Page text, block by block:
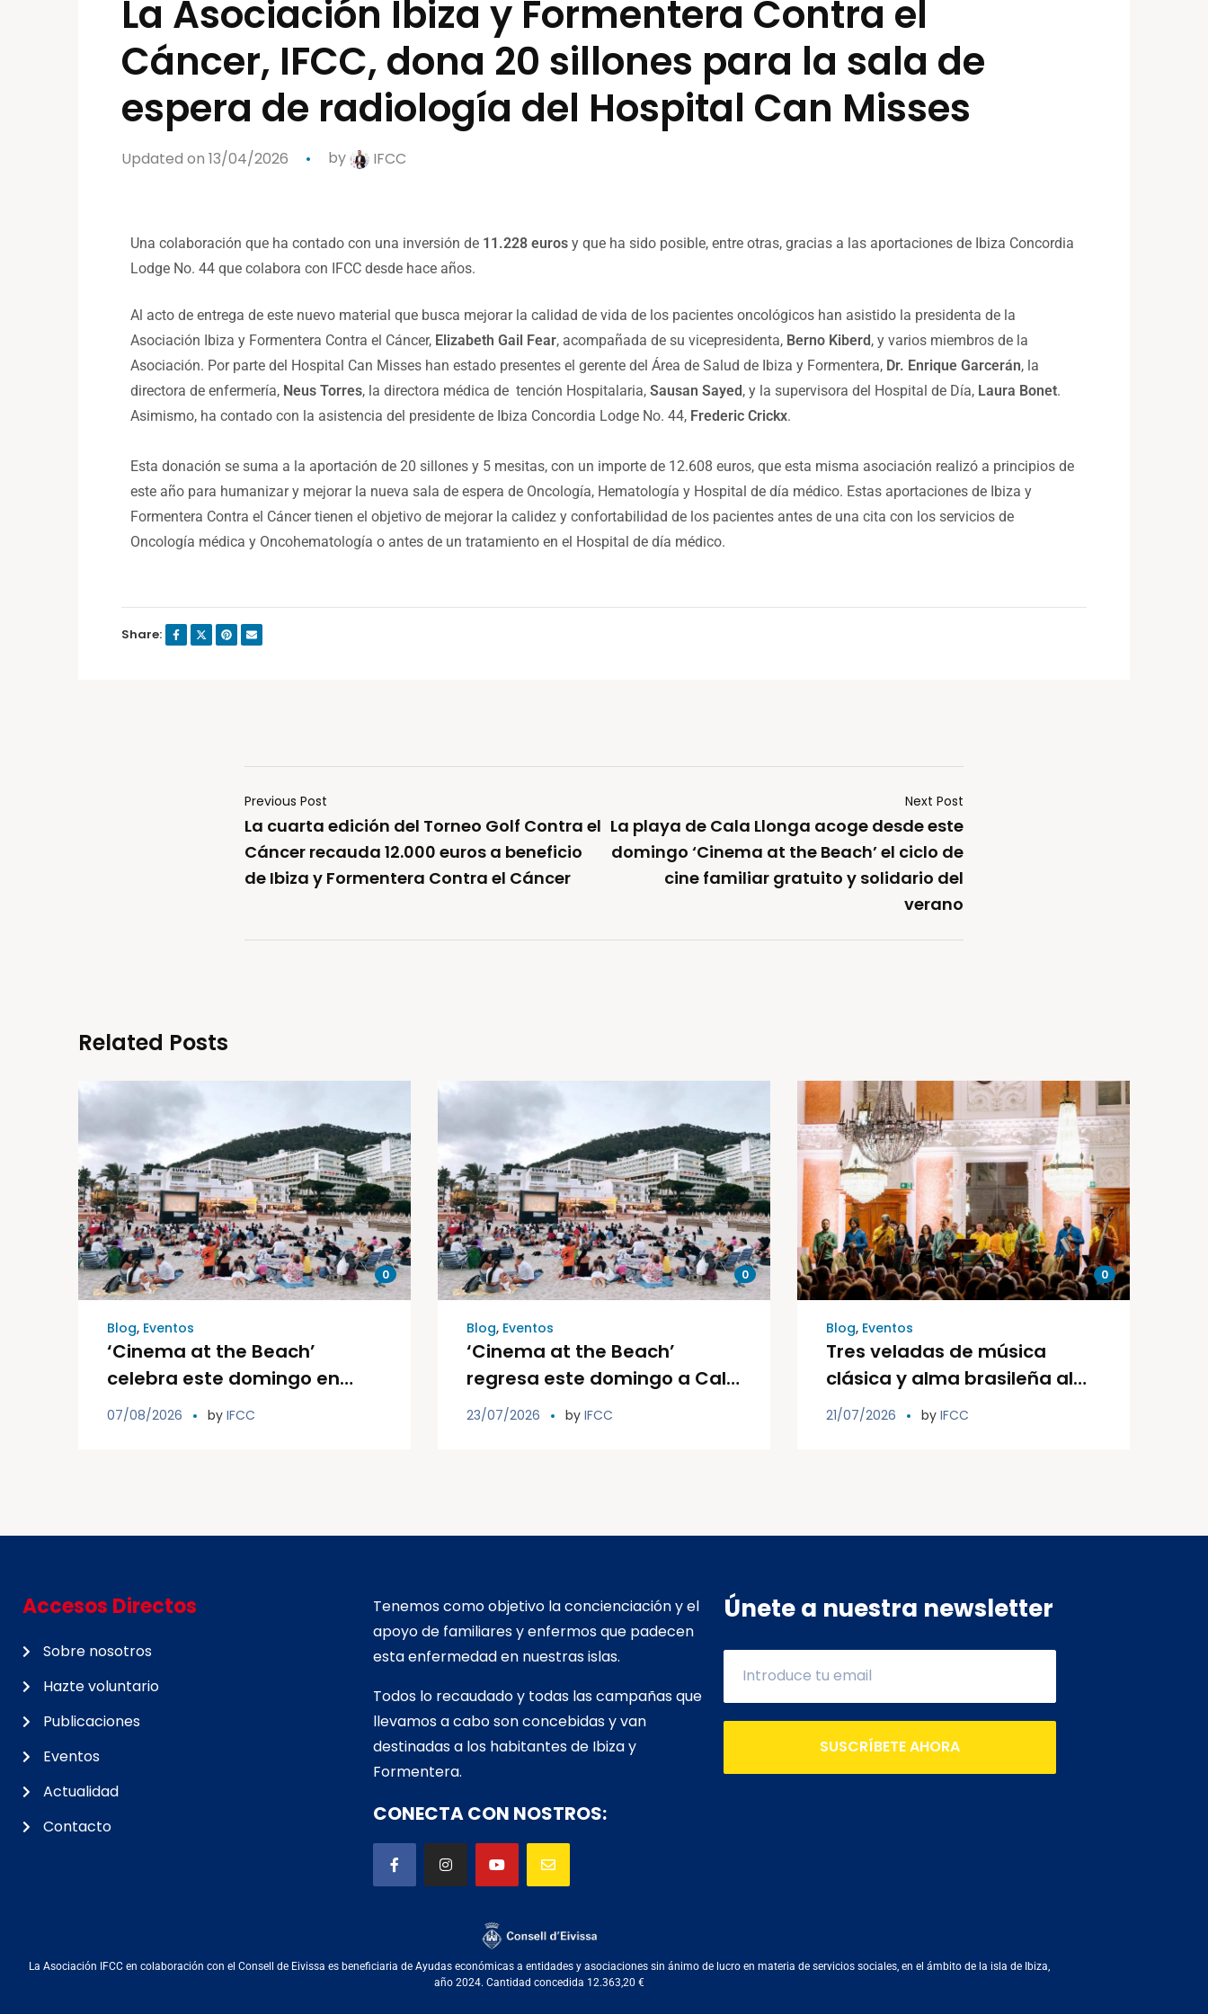
La Asociación Ibiza y Formentera Contra el
Cáncer, IFCC, dona 20 sillones para la sala de
espera de radiología del Hospital Can Misses
Updated on 13/04/2026 by IFCC
Una colaboración que ha contado con una inversión de 11.228 euros y que ha sido posible, entre otras, gracias a las aportaciones de Ibiza Concordia
Lodge No. 44 que colabora con IFCC desde hace años.
Al acto de entrega de este nuevo material que busca mejorar la calidad de vida de los pacientes oncológicos han asistido la presidenta de la
Asociación Ibiza y Formentera Contra el Cáncer, Elizabeth Gail Fear, acompañada de su vicepresidenta, Berno Kiberd, y varios miembros de la
Asociación. Por parte del Hospital Can Misses han estado presentes el gerente del Área de Salud de Ibiza y Formentera, Dr. Enrique Garcerán, la
directora de enfermería, Neus Torres, la directora médica de tención Hospitalaria, Sausan Sayed, y la supervisora del Hospital de Día, Laura Bonet.
Asimismo, ha contado con la asistencia del presidente de Ibiza Concordia Lodge No. 44, Frederic Crickx.
Esta donación se suma a la aportación de 20 sillones y 5 mesitas, con un importe de 12.608 euros, que esta misma asociación realizó a principios de
este año para humanizar y mejorar la nueva sala de espera de Oncología, Hematología y Hospital de día médico. Estas aportaciones de Ibiza y
Formentera Contra el Cáncer tienen el objetivo de mejorar la calidez y confortabilidad de los pacientes antes de una cita con los servicios de
Oncología médica y Oncohematología o antes de un tratamiento en el Hospital de día médico.
Share:
Previous Post
La cuarta edición del Torneo Golf Contra el
Cáncer recauda 12.000 euros a beneficio
de Ibiza y Formentera Contra el Cáncer
Next Post
La playa de Cala Llonga acoge desde este
domingo ‘Cinema at the Beach’ el ciclo de
cine familiar gratuito y solidario del
verano
Related Posts
0
Blog, Eventos
‘Cinema at the Beach’
celebra este domingo en
Cala Llonga su segunda
07/08/2026 by IFCC
0
Blog, Eventos
‘Cinema at the Beach’
regresa este domingo a Cala
Llonga con una nueva sesión
23/07/2026 by IFCC
0
Blog, Eventos
Tres veladas de música
clásica y alma brasileña al
aire libre protagonizarán el
21/07/2026 by IFCC
Accesos Directos
Sobre nosotros
Hazte voluntario
Publicaciones
Eventos
Actualidad
Contacto
Tenemos como objetivo la concienciación y el
apoyo de familiares y enfermos que padecen
esta enfermedad en nuestras islas.
Todos lo recaudado y todas las campañas que
llevamos a cabo son concebidas y van
destinadas a los habitantes de Ibiza y
Formentera.
CONECTA CON NOSTROS:
Únete a nuestra newsletter
SUSCRÍBETE AHORA
La Asociación IFCC en colaboración con el Consell de Eivissa es beneficiaria de Ayudas económicas a entidades y asociaciones sin ánimo de lucro en materia de servicios sociales, en el ámbito de la isla de Ibiza,
año 2024. Cantidad concedida 12.363,20 €